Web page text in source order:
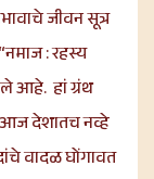
जीवन सूत्र
: रहस्य
आहे. हां ग्रंथ
देशातच नव्हे
वादळ घोंगावत